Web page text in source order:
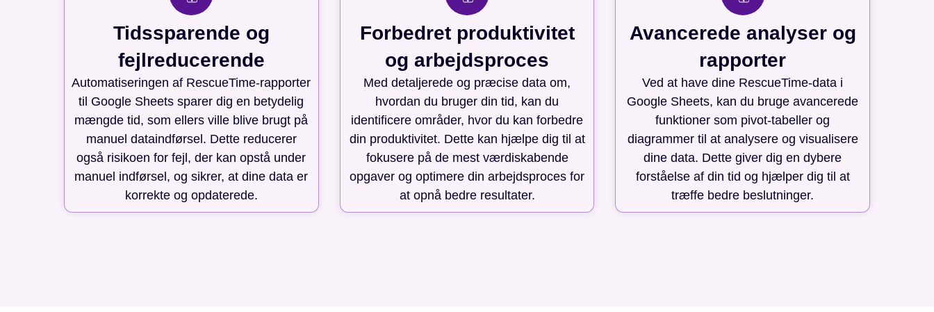
Tidssparende og
fejlreducerende
Automatiseringen af RescueTime-rapporter
til Google Sheets sparer dig en betydelig
mængde tid, som ellers ville blive brugt på
manuel dataindførsel. Dette reducerer
også risikoen for fejl, der kan opstå under
manuel indførsel, og sikrer, at dine data er
korrekte og opdaterede.
Forbedret produktivitet
og arbejdsproces
Med detaljerede og præcise data om,
hvordan du bruger din tid, kan du
identificere områder, hvor du kan forbedre
din produktivitet. Dette kan hjælpe dig til at
fokusere på de mest værdiskabende
opgaver og optimere din arbejdsproces for
at opnå bedre resultater.
Avancerede analyser og
rapporter
Ved at have dine RescueTime-data i
Google Sheets, kan du bruge avancerede
funktioner som pivot-tabeller og
diagrammer til at analysere og visualisere
dine data. Dette giver dig en dybere
forståelse af din tid og hjælper dig til at
træffe bedre beslutninger.